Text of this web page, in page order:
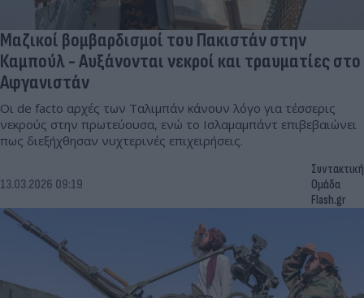
Μαζικοί βομβαρδισμοί του Πακιστάν στην
Καμπούλ - Αυξάνονται νεκροί και τραυματίες στο
Αφγανιστάν
Οι de facto αρχές των Ταλιμπάν κάνουν λόγο για τέσσερις
νεκρούς στην πρωτεύουσα, ενώ το Ισλαμαμπάντ επιβεβαιώνει
πως διεξήχθησαν νυχτερινές επιχειρήσεις.
13.03.2026 09:19
Συντακτική
Ομάδα
Flash.gr